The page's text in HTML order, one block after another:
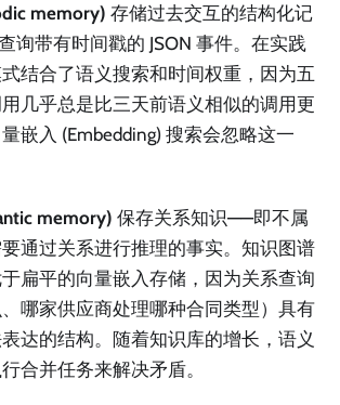
memory) 存储过去交互的结构化记
询带有时间戳的 JSON 事件。在实践
结合了语义搜索和时间权重，因为五
几乎总是比三天前语义相似的调用更
嵌入 (Embedding) 搜索会忽略这一
memory) 保存关系知识——即不属
通过关系进行推理的事实。知识图谱
扁平的向量嵌入存储，因为关系查询
、哪家供应商处理哪种合同类型）具有
达的结构。随着知识库的增长，语义
合并任务来解决矛盾。